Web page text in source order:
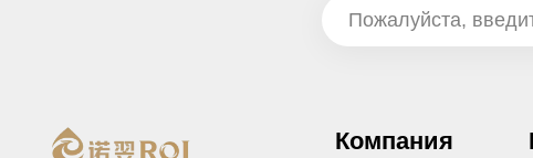
Компания